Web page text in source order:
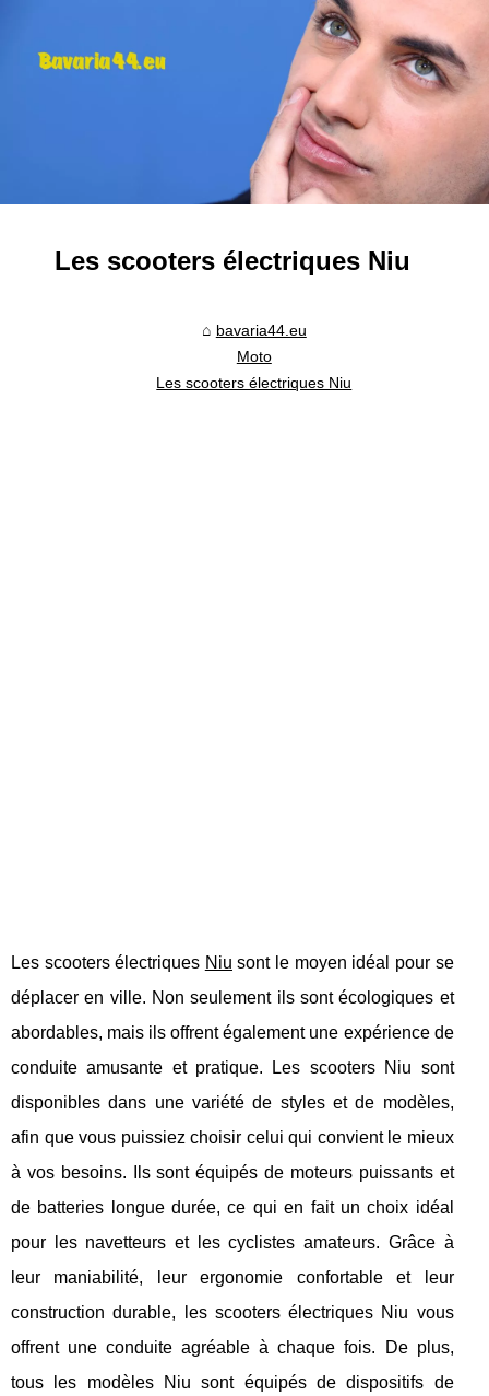
Les scooters électriques Niu
bavaria44.eu
Moto
Les scooters électriques Niu
Les scooters électriques Niu sont le moyen idéal pour se
déplacer en ville. Non seulement ils sont écologiques et
abordables, mais ils offrent également une expérience de
conduite amusante et pratique. Les scooters Niu sont
disponibles dans une variété de styles et de modèles,
afin que vous puissiez choisir celui qui convient le mieux
à vos besoins. Ils sont équipés de moteurs puissants et
de batteries longue durée, ce qui en fait un choix idéal
pour les navetteurs et les cyclistes amateurs. Grâce à
leur maniabilité, leur ergonomie confortable et leur
construction durable, les scooters électriques Niu vous
offrent une conduite agréable à chaque fois. De plus,
tous les modèles Niu sont équipés de dispositifs de